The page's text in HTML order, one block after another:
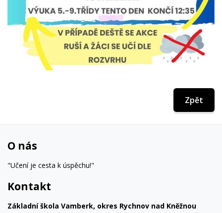
Zpět
O nás
"Učení je cesta k úspěchu!"
Kontakt
Základní škola Vamberk, okres Rychnov nad Kněžnou